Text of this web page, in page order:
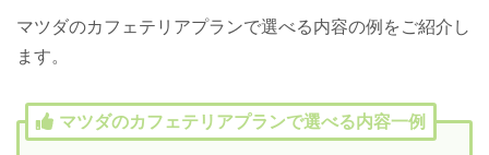
マツダのカフェテリアプランで選べる内容の例をご紹介し
ます。
マツダのカフェテリアプランで選べる内容一例